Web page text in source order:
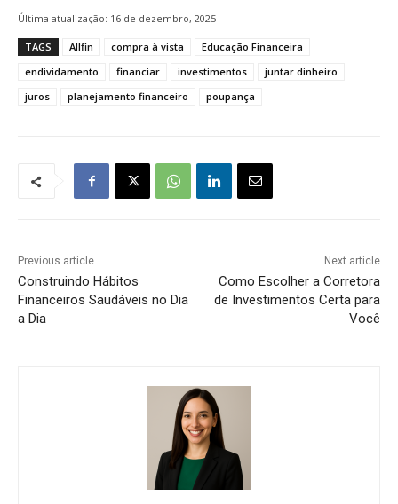
Última atualização: 16 de dezembro, 2025
TAGS Allfin compra à vista
Educação Financeira
endividamento
financiar investimentos
juntar dinheiro
juros
planejamento financeiro poupança
Previous article
Construindo Hábitos
Financeiros Saudáveis no Dia
a Dia
Next article
Como Escolher a Corretora
de Investimentos Certa para
Você